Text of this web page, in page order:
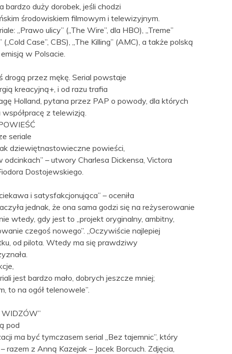
bardzo duży dorobek, jeśli chodzi
środowiskiem filmowym i telewizyjnym.
„Prawo ulicy” („The Wire”, dla HBO), „Treme”
Case”, CBS), „The Killing” (AMC), a także polską
emisją w Polsacie.
drogą przez mękę. Serial powstaje
kreacyjną+, i od razu trafia
Holland, pytana przez PAP o powody, dla których
z telewizją.
seriale
dziewiętnastowieczne powieści,
– utwory Charlesa Dickensa, Victora
Dostojewskiego.
i satysfakcjonująca” – oceniła
jednak, że ona sama godzi się na reżyserowanie
wtedy, gdy jest to „projekt oryginalny, ambitny,
czegoś nowego”. „Oczywiście najlepiej
od pilota. Wtedy ma się prawdziwy
jest bardzo mało, dobrych jeszcze mniej;
to na ogół telenowele”.
WIDZÓW”
pod
ma być tymczasem serial „Bez tajemnic”, który
razem z Anną Kazejak – Jacek Borcuch. Zdjęcia,